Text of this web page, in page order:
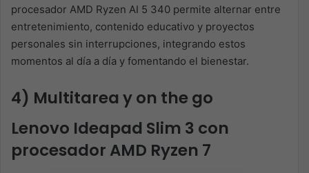
procesador AMD Ryzen AI 5 340 permite alternar entre
entretenimiento, contenido educativo y proyectos
personales sin interrupciones, integrando estos
momentos al día a día y fomentando el bienestar.
4) Multitarea y on the go
Lenovo Ideapad Slim 3 con
procesador AMD Ryzen 7